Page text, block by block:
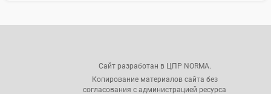
Сайт разработан в ЦПР NORMA.
Копирование материалов сайта без
согласования с администрацией ресурса